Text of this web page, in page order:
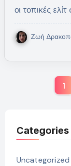
οι τοπικές
Ζωή
1
Categories
Uncategorized